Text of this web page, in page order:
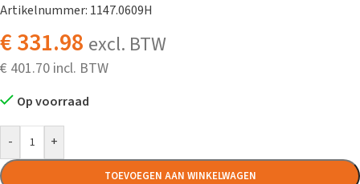
Artikelnummer: 1147.0609H
€331.98 excl. BTW
€ 401.70
Op voorraad
- +
TOEVOEGEN AAN WINKELWAGEN